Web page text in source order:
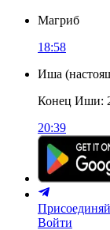
Магриб
18:58
Иша (
Конец Иши:
20:39
Войти